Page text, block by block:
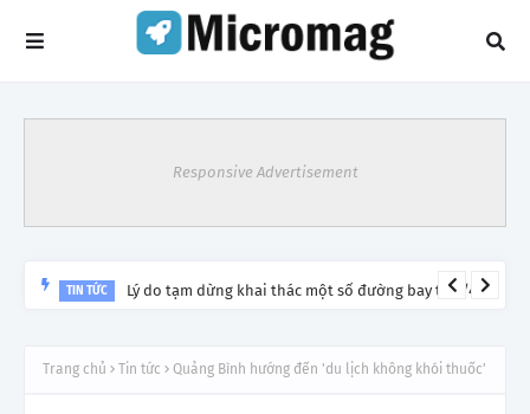
Responsive Advertisement
TIN TỨC Lý do tạm dừng khai thác một số đường bay từ 1/4
Trang chủ Tin tức Quảng Bình hướng đến 'du lịch không khói thuốc'